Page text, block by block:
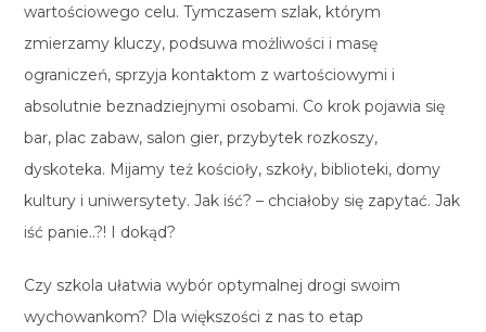
wartościowego celu. Tymczasem szlak, którym
zmierzamy kluczy, podsuwa możliwości i masę
ograniczeń, sprzyja kontaktom z wartościowymi i
absolutnie beznadziejnymi osobami. Co krok pojawia się
bar, plac zabaw, salon gier, przybytek rozkoszy,
dyskoteka. Mijamy też kościoły, szkoły, biblioteki, domy
kultury i uniwersytety. Jak iść? – chciałoby się zapytać. Jak
iść panie..?! I dokąd?
Czy szkola ułatwia wybór optymalnej drogi swoim
wychowankom? Dla większości z nas to etap